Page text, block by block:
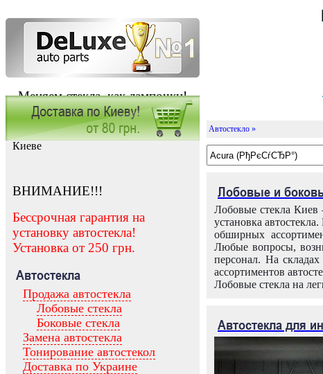
Меняем стекла, как лампочки!
Заказать установку автостекла в
Киеве
ВНИМАНИЕ!!!
Бессрочная гарантия на
установку автостекла!
Установка от 250 грн.
Автостекла
Продажа автостекла
Лобовые стекла
Боковые стекла
Замена автостекла
Тонирование автостекол
Доставка по Украине
Автостекло »
Лобовые и
Лобовые стекла Киев
установка
обширных
Любые вопросы,
персонал. На
ассортиментов
Лобовые стекла на
Автостекла для